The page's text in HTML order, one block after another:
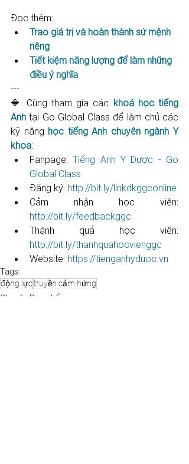
Đọc thêm:
Trao giá trị và hoàn thành sứ mệnh
riêng
Tiết kiệm năng lượng để làm những
điều ý nghĩa
---
🔷 Cùng tham gia các khoá học tiếng
Anh tại Go Global Class để làm chủ các
kỹ năng học tiếng Anh chuyên ngành Y
khoa:
Fanpage: Tiếng Anh Y Dược - Go
Global Class
Đăng ký: http://bit.ly/linkdkggconline​​​​​​​​​​​
http://bit.ly/feedbackggc​​​​​​​​​​​
http://bit.ly/thanhquahocvienggc​​​​​
Website: https://tienganhyduoc.vn
Tags:
động lựctruyền cảm hứng
Chuyện Dung kể